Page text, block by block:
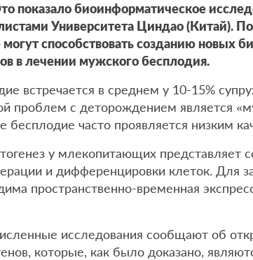
показало биоинформатическое
Университета Циндао (Китай).
способствовать созданию новых
в лечении мужского бесплодия.
встречается в среднем у 10-15%
проблем с деторождением является
бесплодие часто проявляется низким
у млекопитающих представляет
и дифференцировки клеток. Для
пространственно-временная
исследования сообщают об
которые, как было доказано,